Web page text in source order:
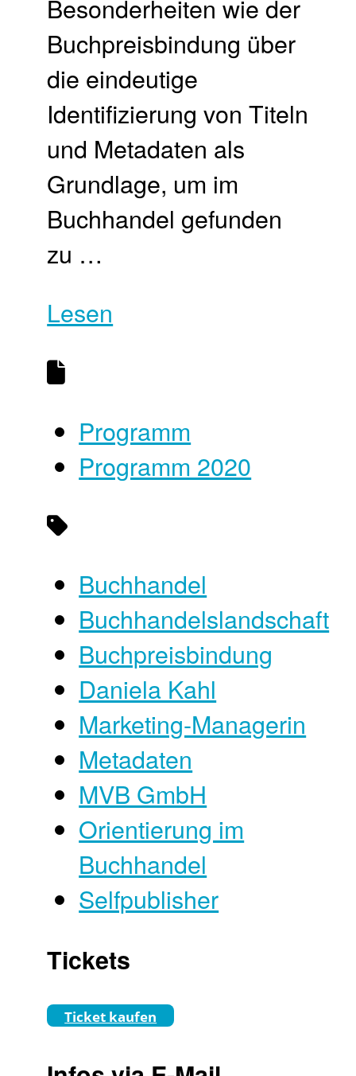
Besonderheiten wie der
Buchpreisbindung über
die eindeutige
Identifizierung von Titeln
und Metadaten als
Grundlage, um im
Buchhandel gefunden
zu …
Lesen
Programm
Programm 2020
Buchhandel
Buchhandelslandschaft
Buchpreisbindung
Daniela Kahl
Marketing-Managerin
Metadaten
MVB GmbH
Orientierung im
Buchhandel
Selfpublisher
Tickets
Ticket kaufen